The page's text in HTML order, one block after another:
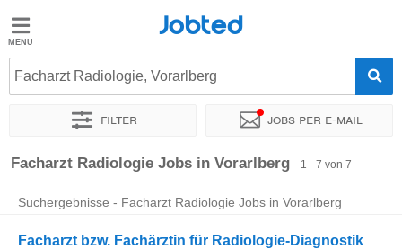
Jobted
Jobs
Jobted
Facharzt Radiologie, Vorarlberg
Filter Jobs per e-mail
Sortieren nach Unternehmen Personaldienstleister
Facharzt Radiologie Jobs in Vorarlberg 1 - 7 von 7
Suchergebnisse - Facharzt Radiologie Jobs in Vorarlberg
Facharzt bzw. Fachärztin für Radiologie-Diagnostik